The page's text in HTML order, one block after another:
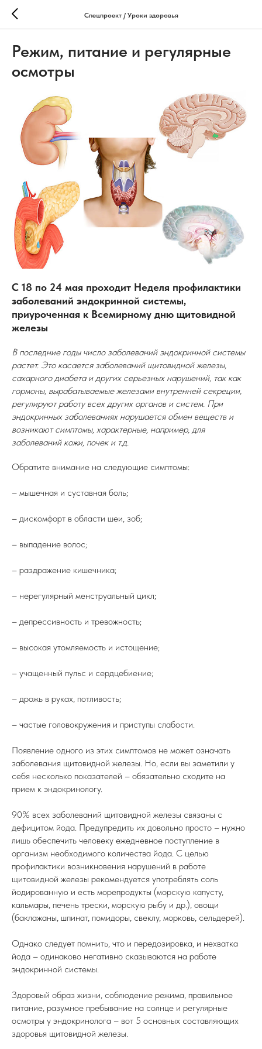
Спецпроект / Уроки здоровья
Режим, питание и регулярные
осмотры
С 18 по 24 мая проходит Неделя профилактики
заболеваний эндокринной системы,
приуроченная к Всемирному дню щитовидной
железы
В последние годы число заболеваний эндокринной системы
растет. Это касается заболеваний щитовидной железы,
сахарного диабета и других серьезных нарушений, так как
гормоны, вырабатываемые железами внутренней секреции,
регулируют работу всех других органов и систем. При
эндокринных заболеваниях нарушается обмен веществ и
возникают симптомы, характерные, например, для
заболеваний кожи, почек и т.д.
Обратите внимание на следующие симптомы:
– мышечная и суставная боль;
– дискомфорт в области шеи, зоб;
– выпадение волос;
– раздражение кишечника;
– нерегулярный менструальный цикл;
– депрессивность и тревожность;
– высокая утомляемость и истощение;
– учащенный пульс и сердцебиение;
– дрожь в руках, потливость;
– частые головокружения и приступы слабости.
Появление одного из этих симптомов не может означать
заболевания щитовидной железы. Но, если вы заметили у
себя несколько показателей – обязательно сходите на
прием к эндокринологу.
90% всех заболеваний щитовидной железы связаны с
дефицитом йода. Предупредить их довольно просто – нужно
лишь обеспечить человеку ежедневное поступление в
организм необходимого количества йода. С целью
профилактики возникновения нарушений в работе
щитовидной железы рекомендуется употреблять соль
йодированную и есть морепродукты (морскую капусту,
кальмары, печень трески, морскую рыбу и др.), овощи
(баклажаны, шпинат, помидоры, свеклу, морковь, сельдерей).
Однако следует помнить, что и передозировка, и нехватка
йода – одинаково негативно сказываются на работе
эндокринной системы.
Здоровый образ жизни, соблюдение режима, правильное
питание, разумное пребывание на солнце и регулярные
осмотры у эндокринолога – вот 5 основных составляющих
здоровья щитовидной железы.